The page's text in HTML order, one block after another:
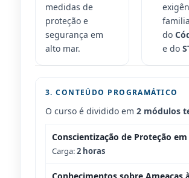
medidas de
proteção e
segurança em
alto mar.
do
e do
3. CONTEÚDO PROGRAMÁTICO
O curso é dividido em 2 módulos
Conscientização de Proteção
Carga:2 horas